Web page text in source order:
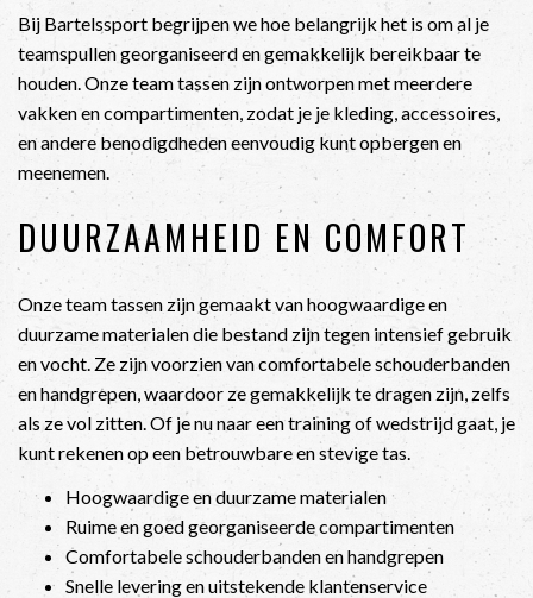
Bij Bartelssport begrijpen we hoe belangrijk het is om al je
teamspullen georganiseerd en gemakkelijk bereikbaar te
houden. Onze team tassen zijn ontworpen met meerdere
vakken en compartimenten, zodat je je kleding, accessoires,
en andere benodigdheden eenvoudig kunt opbergen en
meenemen.
DUURZAAMHEID EN COMFORT
Onze team tassen zijn gemaakt van hoogwaardige en
duurzame materialen die bestand zijn tegen intensief gebruik
en vocht. Ze zijn voorzien van comfortabele schouderbanden
en handgrepen, waardoor ze gemakkelijk te dragen zijn, zelfs
als ze vol zitten. Of je nu naar een training of wedstrijd gaat, je
kunt rekenen op een betrouwbare en stevige tas.
Hoogwaardige en duurzame materialen
Ruime en goed georganiseerde compartimenten
Comfortabele schouderbanden en handgrepen
Snelle levering en uitstekende klantenservice